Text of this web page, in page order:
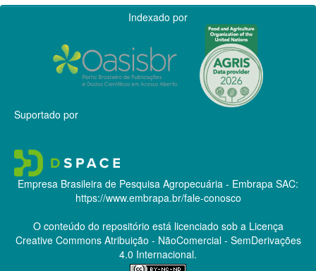
Indexado por
Suportado por
Empresa Brasileira de Pesquisa Agropecuária - Embrapa SAC:
https://www.embrapa.br/fale-conosco
O conteúdo do repositório está licenciado sob a Licença
Creative CommonsAtribuição - NãoComercial - SemDerivações
4.0 Internacional.